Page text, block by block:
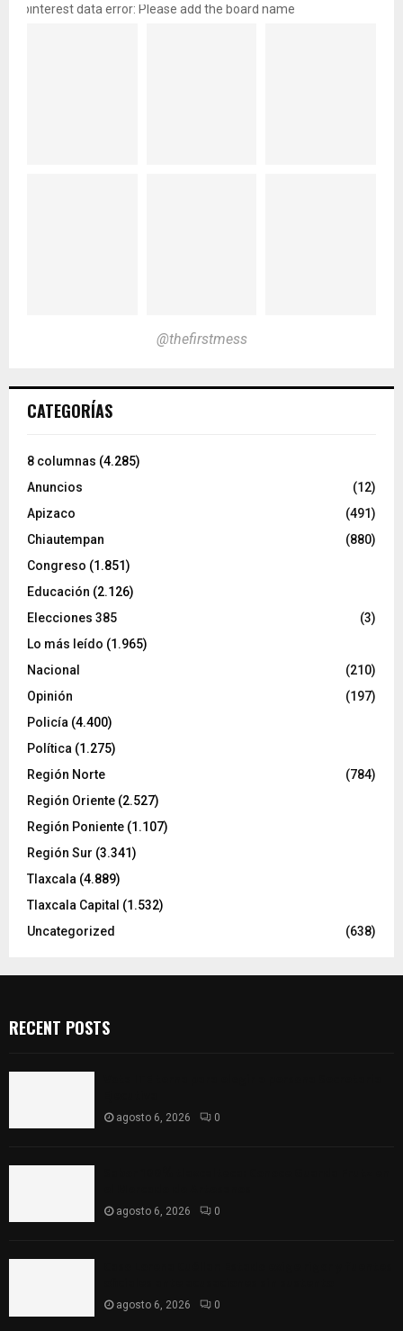
pinterest data error: Please add the board name
@thefirstmess
CATEGORÍAS
8 columnas (4.285)
Anuncios
(12)
Apizaco
(491)
Chiautempan
(880)
Congreso (1.851)
Educación (2.126)
Elecciones 385
(3)
Lo más leído (1.965)
Nacional
(210)
Opinión
(197)
Policía (4.400)
Política (1.275)
Región Norte
(784)
Región Oriente (2.527)
Región Poniente (1.107)
Región Sur (3.341)
Tlaxcala (4.889)
Tlaxcala Capital (1.532)
Uncategorized
(638)
RECENT POSTS
agosto 6, 2026 0
agosto 6, 2026 0
agosto 6, 2026 0